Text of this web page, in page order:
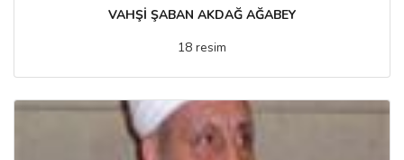
VAHŞİ ŞABAN AKDAĞ AĞABEY
18 resim